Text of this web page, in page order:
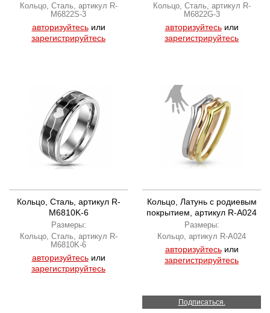
Кольцо, Сталь, артикул R-
M6822S-3
авторизуйтесьили
зарегистрируйтесь
Кольцо, Сталь, артикул R-
M6822G-3
авторизуйтесьили
зарегистрируйтесь
Кольцо, Сталь, артикул R-
M6810K-6
Размеры:
Кольцо, Сталь, артикул R-
M6810K-6
авторизуйтесьили
зарегистрируйтесь
Кольцо, Латунь с родиевым
покрытием, артикул R-A024
Размеры:
Кольцо, артикул R-A024
авторизуйтесьили
зарегистрируйтесь
Подписаться.